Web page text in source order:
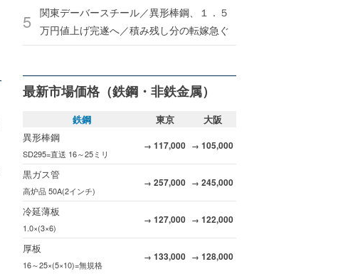
関東デーバースチール／異形棒鋼、１．５
万円値上げ完遂へ／積み残し分の転嫁急ぐ
最新市場価格（鉄鋼・非鉄金属）
鉄鋼 東京
大阪
異形棒鋼
SD295=直送 16～25ミリ
→ 117,000 → 105,000
黒ガス管
高炉品 50A(2インチ)
→ 257,000 → 245,000
冷延薄板
1.0×(3×6)
→ 127,000 → 122,000
厚板
16～25×(5×10)=無規格
→ 133,000 → 128,000